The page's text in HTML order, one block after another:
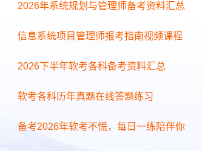
2026年系统规划与管理师备考资料汇总
信息系统项目管理师报考指南视频课程
2026下半年软考各科备考资料汇总
软考各科历年真题在线答题练习
备考2026年软考不慌，每日一练陪伴你